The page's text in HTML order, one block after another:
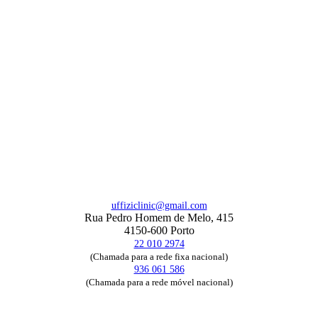
uffiziclinic@gmail.com
Rua Pedro Homem de Melo, 415
4150-600 Porto
22 010 2974
(Chamada para a rede fixa nacional)
936 061 586
(Chamada para a rede móvel nacional)